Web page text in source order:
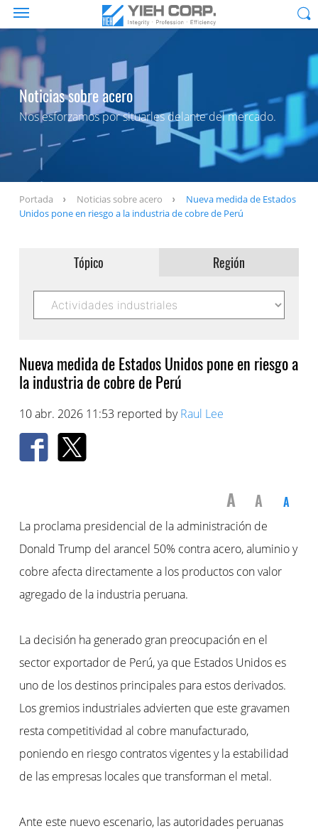
Noticias sobre acero
Nos esforzamos por situarles delante del mercado.
Portada Noticias sobre acero
Nueva medida de Estados
Unidos pone en riesgo a la industria de cobre de Perú
Tópico Región
Nueva medida de Estados Unidos pone en riesgo a
la industria de cobre de Perú
10 abr. 2026 11:53 reported byRaul Lee
A A A
La proclama presidencial de la administración de
Donald Trump del arancel 50% contra acero, aluminio y
cobre afecta directamente a los productos con valor
agregado de la industria peruana.
La decisión ha generado gran preocupación en el
sector exportador de Perú, ya que Estados Unidos es
uno de los destinos principales para estos derivados.
Los gremios industriales advierten que este gravamen
resta competitividad al cobre manufacturado,
poniendo en riesgo contratos vigentes y la estabilidad
de las empresas locales que transforman el metal.
Ante este nuevo escenario, las autoridades peruanas